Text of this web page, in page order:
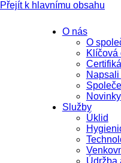
Přejít k hlavnímu obsahu
O nás
O
Klíčová
Novinky
Služby
Úklid
Údržba